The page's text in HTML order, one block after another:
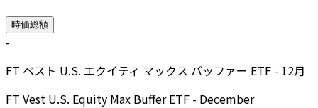
時価総額
-
FT ベスト U.S. エクイティ マックス バッファー ETF - 12月
FT Vest U.S. Equity Max Buffer ETF - December